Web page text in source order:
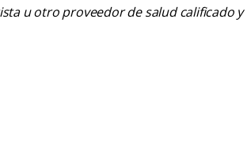
u otro proveedor de salud